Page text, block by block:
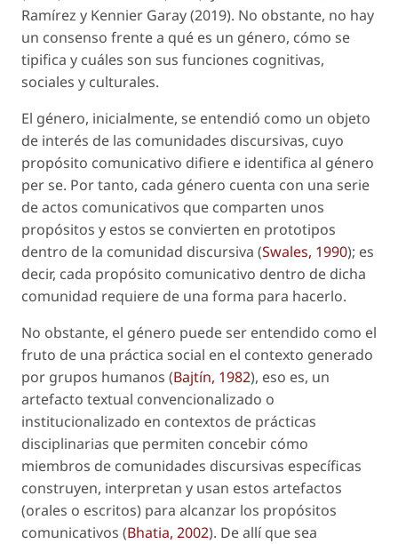
Ramírez y Kennier Garay (2019). No obstante, no hay
un consenso frente a qué es un género, cómo se
tipifica y cuáles son sus funciones cognitivas,
sociales y culturales.
El género, inicialmente, se entendió como un objeto
de interés de las comunidades discursivas, cuyo
propósito comunicativo difiere e identifica al género
per se. Por tanto, cada género cuenta con una serie
de actos comunicativos que comparten unos
propósitos y estos se convierten en prototipos
dentro de la comunidad discursiva (Swales, 1990); es
decir, cada propósito comunicativo dentro de dicha
comunidad requiere de una forma para hacerlo.
No obstante, el género puede ser entendido como el
fruto de una práctica social en el contexto generado
por grupos humanos (Bajtín, 1982), eso es, un
artefacto textual convencionalizado o
institucionalizado en contextos de prácticas
disciplinarias que permiten concebir cómo
miembros de comunidades discursivas específicas
construyen, interpretan y usan estos artefactos
(orales o escritos) para alcanzar los propósitos
comunicativos (Bhatia, 2002). De allí que sea